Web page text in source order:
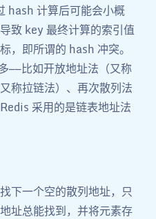
hash 计算后可能会小概
致 key 最终计算的索引值
，即所谓的 hash 冲突。
——比如开放地址法（又称
称拉链法）、再次散列法
采用的是链表地址法
下一个空的散列地址，只
址总能找到，并将元素存